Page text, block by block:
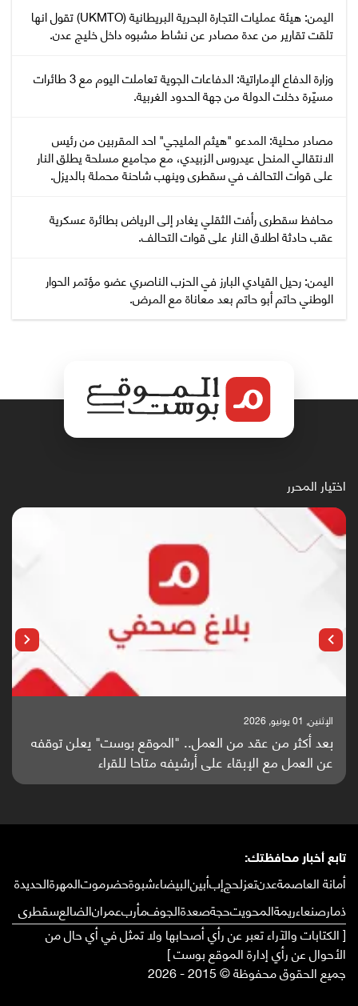
اليمن: هيئة عمليات التجارة البحرية البريطانية (UKMTO) تقول انها
تلقت تقارير من عدة مصادر عن نشاط مشبوه داخل خليج عدن.
وزارة الدفاع الإماراتية: الدفاعات الجوية تعاملت اليوم مع 3 طائرات
مسيّرة دخلت الدولة من جهة الحدود الغربية.
مصادر محلية: المدعو "هيثم المليجي" احد المقربين من رئيس
الانتقالي المنحل عيدروس الزبيدي، مع مجاميع مسلحة يطلق النار
على قوات التحالف في سقطرى وينهب شاحنة محملة بالديزل.
محافظ سقطرى رأفت الثقلي يغادر إلى الرياض بطائرة عسكرية
عقب حادثة اطلاق النار على قوات التحالف.
اليمن: رحيل القيادي البارز في الحزب الناصري عضو مؤتمر الحوار
الوطني حاتم أبو حاتم بعد معاناة مع المرض.
اختيار المحرر
الإثنين, 01 يونيو, 2026
بعد أكثر من عقد من العمل.. "الموقع بوست" يعلن توقفه
عن العمل مع الإبقاء على أرشيفه متاحا للقراء
تابع أخبار محافظتك:
أمانة العاصمةعدنتعزلحجإبأبينالبيضاءشبوةحضرموتالمهرةالحديدة
ذمارصنعاءريمةالمحويتحجةصعدةالجوفمأربعمرانالضالعسقطرى
[ الكتابات والآراء تعبر عن رأي أصحابها ولا تمثل في أي حال من
الأحوال عن رأي إدارة الموقع بوست ]
جميع الحقوق محفوظة © 2015 - 2026